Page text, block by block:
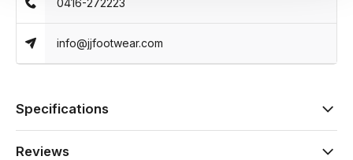
0416-272223
info@jjfootwear.com
Specifications
Reviews